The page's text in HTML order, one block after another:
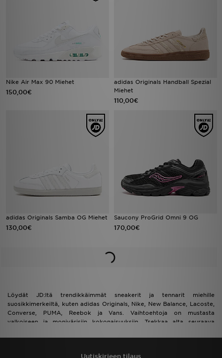
Nike Air Max 90 Miehet
150,00€
adidas Originals Handball Spezial
Miehet
110,00€
adidas Originals Samba OG Miehet
130,00€
Saucony ProGrid Omni 9 OG
170,00€
Löydät JD:ltä trendikkäimmät sneakerit ja tennarit miehille
suosikkimerkeiltä, kuten adidas Originals, Nike, New Balance, Lacoste,
Converse, PUMA, Reebok ja Vans. Vaihtoehtoja on mustasta
valkoiseen ja monivärisiin kokonaisuuksiin. Tsekkaa alta seuraava
Uutiskirjeen tilaus